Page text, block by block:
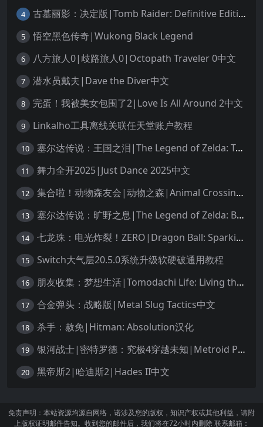
4 古墓丽影：决定版|Tomb Raider: Definitive Edition中文
5 悟空黑色传奇|Wukong Black Legend
6 八方旅人0|歧路旅人0|Octopath Traveler 0中文
7 潜水员戴夫|Dave the Diver中文
8 完蛋！我被美女包围了2|Love Is All Around 2中文
9 Linkalho工具离线关联任天堂账户教程
10 塞尔达传说：王国之泪|The Legend of Zelda: Tears of the Kingdom中文
11 舞力全开2025|Just Dance 2025中文
12 集合啦！动物森友会|动物之森|Animal Crossing: New Horizons中文
13 塞尔达传说：旷野之息|The Legend of Zelda: Breath of the Wild中文
14 七龙珠：电光炸裂！ZERO|Dragon Ball: Sparking! Zero中文
15 Switch大气层20.5.0系统升级软硬破通用教程
16 朋友收集：梦想生活|Tomodachi Life: Living the Dream中文
17 合金弹头：战略版|Metal Slug Tactics中文
18 杀手：赦免|Hitman: Absolution汉化
19 银河战士|密特罗德：究极4穿越未知|Metroid Prime 4: Beyond中文
20 黑帝斯2|哈迪斯2|Hades II中文
免责声明：本站资源均源自网络，诺涉及您的版权，知识产权或其他利益，请附
上版权证明邮件告知。收到您的邮件后，我们将在72小时内删除 联系邮箱：